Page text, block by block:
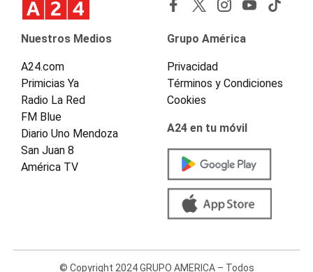
Nuestros Medios
A24.com
Primicias Ya
Radio La Red
FM Blue
Diario Uno Mendoza
San Juan 8
América TV
Grupo América
Privacidad
Términos y Condiciones
Cookies
A24 en tu móvil
© Copyright 2024 GRUPO AMERICA – Todos